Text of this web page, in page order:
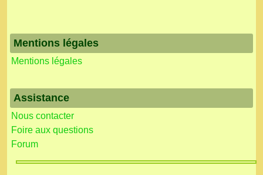
Mentions légales
Mentions légales
Assistance
Nous contacter
Foire aux questions
Forum